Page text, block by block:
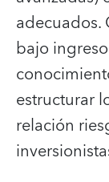
adecuados.
bajo
estructurar
relación